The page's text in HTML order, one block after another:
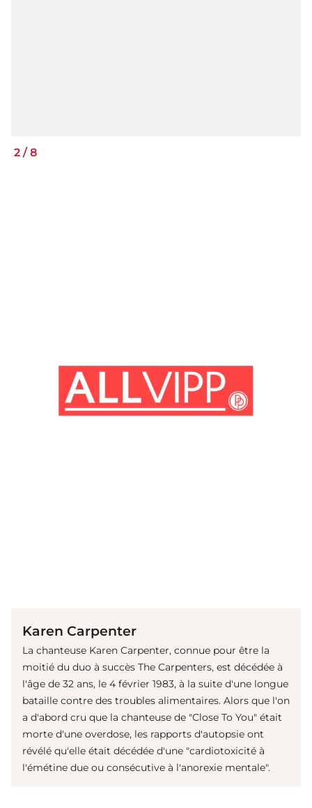
2 /8
Karen Carpenter
La chanteuse Karen Carpenter, connue pour être la
moitié du duo à succès The Carpenters, est décédée à
l'âge de 32 ans, le 4 février 1983, à la suite d'une longue
bataille contre des troubles alimentaires. Alors que l'on
a d'abord cru que la chanteuse de "Close To You" était
morte d'une overdose, les rapports d'autopsie ont
révélé qu'elle était décédée d'une "cardiotoxicité à
l'émétine due ou consécutive à l'anorexie mentale".